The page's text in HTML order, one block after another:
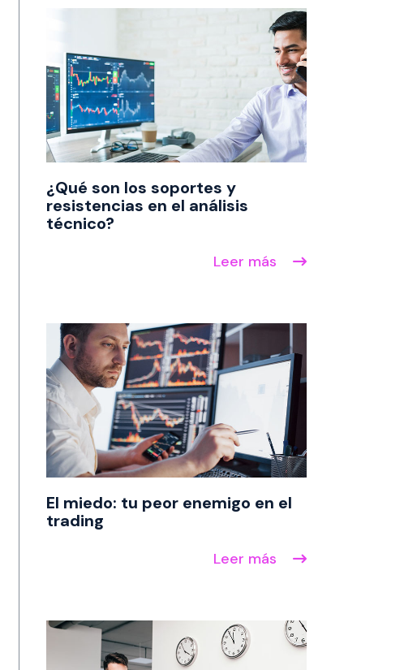
¿Qué son los soportes y
resistencias en el análisis
técnico?
Leer más
El miedo: tu peor enemigo en el
trading
Leer más